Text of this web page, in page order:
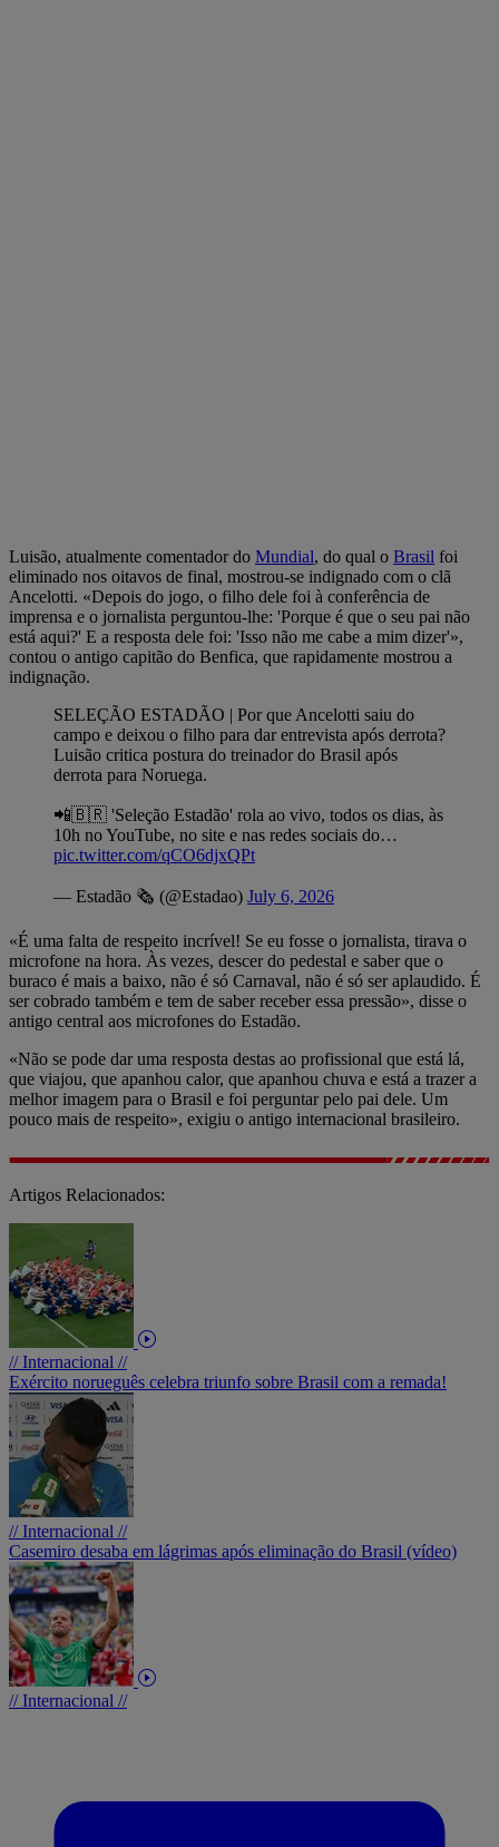
Luisão, atualmente comentador do Mundial, do qual o Brasil foi
eliminado nos oitavos de final, mostrou-se indignado com o clã
Ancelotti. «Depois do jogo, o filho dele foi à conferência de
imprensa e o jornalista perguntou-lhe: 'Porque é que o seu pai não
está aqui?' E a resposta dele foi: 'Isso não me cabe a mim dizer'»,
contou o antigo capitão do Benfica, que rapidamente mostrou a
indignação.
SELEÇÃO ESTADÃO | Por que Ancelotti saiu do
campo e deixou o filho para dar entrevista após derrota?
Luisão critica postura do treinador do Brasil após
derrota para Noruega.
📲🇧🇷 'Seleção Estadão' rola ao vivo, todos os dias, às
10h no YouTube, no site e nas redes sociais do…
pic.twitter.com/qCO6djxQPt
— Estadão 🗞️ (@Estadao) July 6, 2026
«É uma falta de respeito incrível! Se eu fosse o jornalista, tirava o
microfone na hora. Às vezes, descer do pedestal e saber que o
buraco é mais a baixo, não é só Carnaval, não é só ser aplaudido. É
ser cobrado também e tem de saber receber essa pressão», disse o
antigo central aos microfones do Estadão.
«Não se pode dar uma resposta destas ao profissional que está lá,
que viajou, que apanhou calor, que apanhou chuva e está a trazer a
melhor imagem para o Brasil e foi perguntar pelo pai dele. Um
pouco mais de respeito», exigiu o antigo internacional brasileiro.
Artigos Relacionados:
// Internacional //
Exército norueguês celebra triunfo sobre Brasil com a remada!
// Internacional //
Casemiro desaba em lágrimas após eliminação do Brasil (vídeo)
// Internacional //